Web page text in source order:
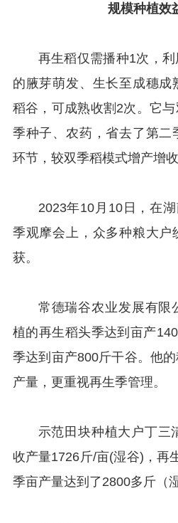
规模种植效
再生稻仅需播种1次，
的腋芽萌发、生长至成穗成
稻谷，可成熟收割2次。它
季种子、农药，省去了第二
环节，较双季稻模式增产增收
2023年10月10日，在
季观摩会上，众多种粮大户
获。
常德瑞谷农业发展有限
植的再生稻头季达到亩产
季达到亩产800斤干谷。他
产量，更重视再生季管理。
示范田块种植大户丁三
收产量1726斤/亩(湿谷)，再
季亩产量达到了2800多斤（